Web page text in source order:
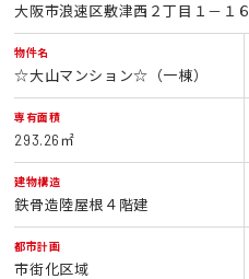
大阪市浪速区敷津西２丁目１－１６
物件名
☆大山マンション☆（一棟）
専有面積
293.26㎡
建物構造
鉄骨造陸屋根４階建
都市計画
市街化区域